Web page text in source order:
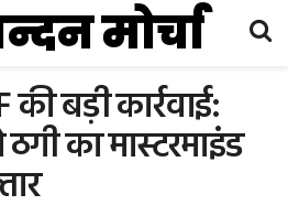
मोर्चा
बड़ी कार्रवाई:
ठगी का मास्टरमाइंड